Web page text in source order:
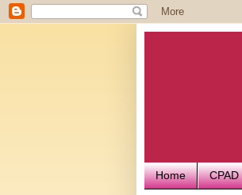
Home